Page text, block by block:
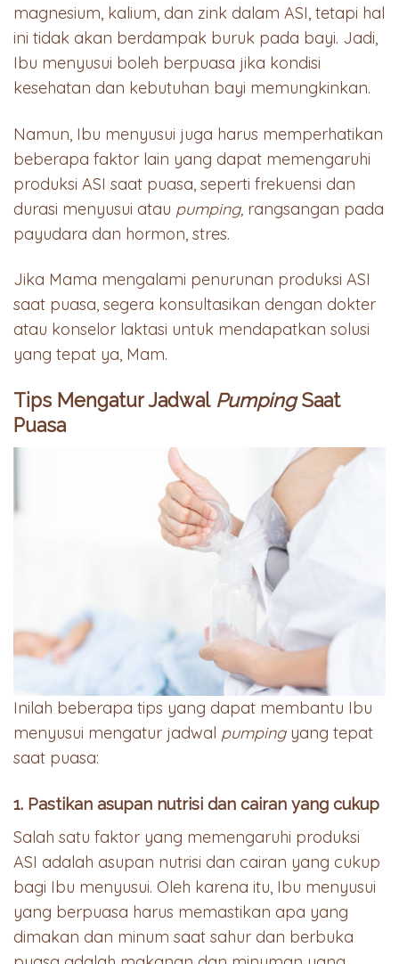
magnesium, kalium, dan zink dalam ASI, tetapi hal
ini tidak akan berdampak buruk pada bayi. Jadi,
Ibu menyusui boleh berpuasa jika kondisi
kesehatan dan kebutuhan bayi memungkinkan.
Namun, Ibu menyusui juga harus memperhatikan
beberapa faktor lain yang dapat memengaruhi
produksi ASI saat puasa, seperti frekuensi dan
durasi menyusui atau pumping, rangsangan pada
payudara dan hormon, stres.
Jika Mama mengalami penurunan produksi ASI
saat puasa, segera konsultasikan dengan dokter
atau konselor laktasi untuk mendapatkan solusi
yang tepat ya, Mam.
Tips Mengatur JadwalPumpingSaat
Puasa
Inilah beberapa tips yang dapat membantu Ibu
menyusui mengatur jadwal pumpingyang tepat
saat puasa:
1. Pastikan asupan nutrisi dan cairan yang cukup
Salah satu faktor yang memengaruhi produksi
ASI adalah asupan nutrisi dan cairan yang cukup
bagi Ibu menyusui. Oleh karena itu, Ibu menyusui
yang berpuasa harus memastikan apa yang
dimakan dan minum saat sahur dan berbuka